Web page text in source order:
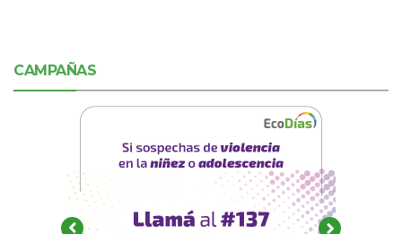
CAMPAÑAS